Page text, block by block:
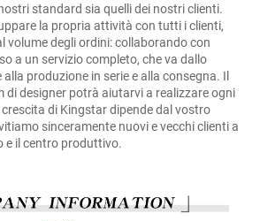
standard sia quelli dei nostri clienti.
la propria attività con tutti i clienti,
volume degli ordini: collaborando con
a un servizio completo, che va dallo
produzione in serie e alla consegna. Il
di designer potrà aiutarvi a realizzare ogni
di Kingstar dipende dal vostro
sinceramente nuovi e vecchi clienti a
e il centro produttivo.